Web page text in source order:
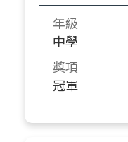
年級
中學
獎項
冠軍